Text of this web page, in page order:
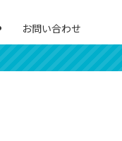
お問い合わせ